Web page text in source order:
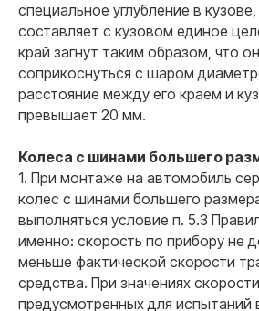
специальное углубление в
составляет с кузовом единое
край загнут таким образом, что
соприкоснуться с шаром
расстояние между его краем и
превышает 20 мм.
Колеса с шинами большего
1. При монтаже на автомобиль
колес с шинами большего
выполняться условие п. 5.3
именно: скорость по прибору не
меньше фактической скорости
средства. При значениях
предусмотренных для испытаний